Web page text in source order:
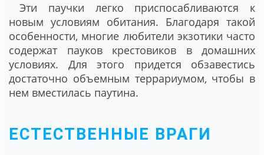
Эти паучки легко приспосабливаются к
новым условиям обитания. Благодаря такой
особенности, многие любители экзотики часто
содержат пауков крестовиков в домашних
условиях. Для этого придется обзавестись
достаточно объемным террариумом, чтобы в
нем вместилась паутина.
ЕСТЕСТВЕННЫЕ ВРАГИ